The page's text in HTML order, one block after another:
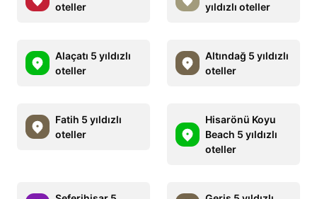
oteller
yıldızlı oteller
Alaçatı 5 yıldızlı
oteller
Altındağ 5 yıldızlı
oteller
Fatih 5 yıldızlı
oteller
Hisarönü Koyu
Beach 5 yıldızlı
oteller